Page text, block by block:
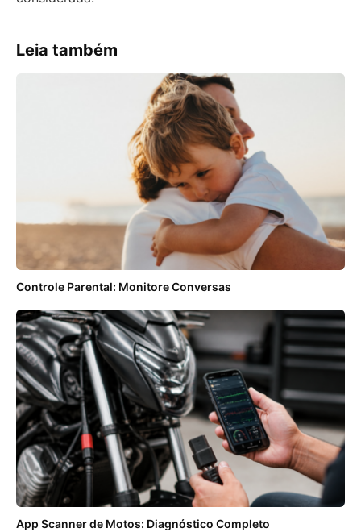
Leia também
Controle Parental: Monitore Conversas
App Scanner de Motos: Diagnóstico Completo